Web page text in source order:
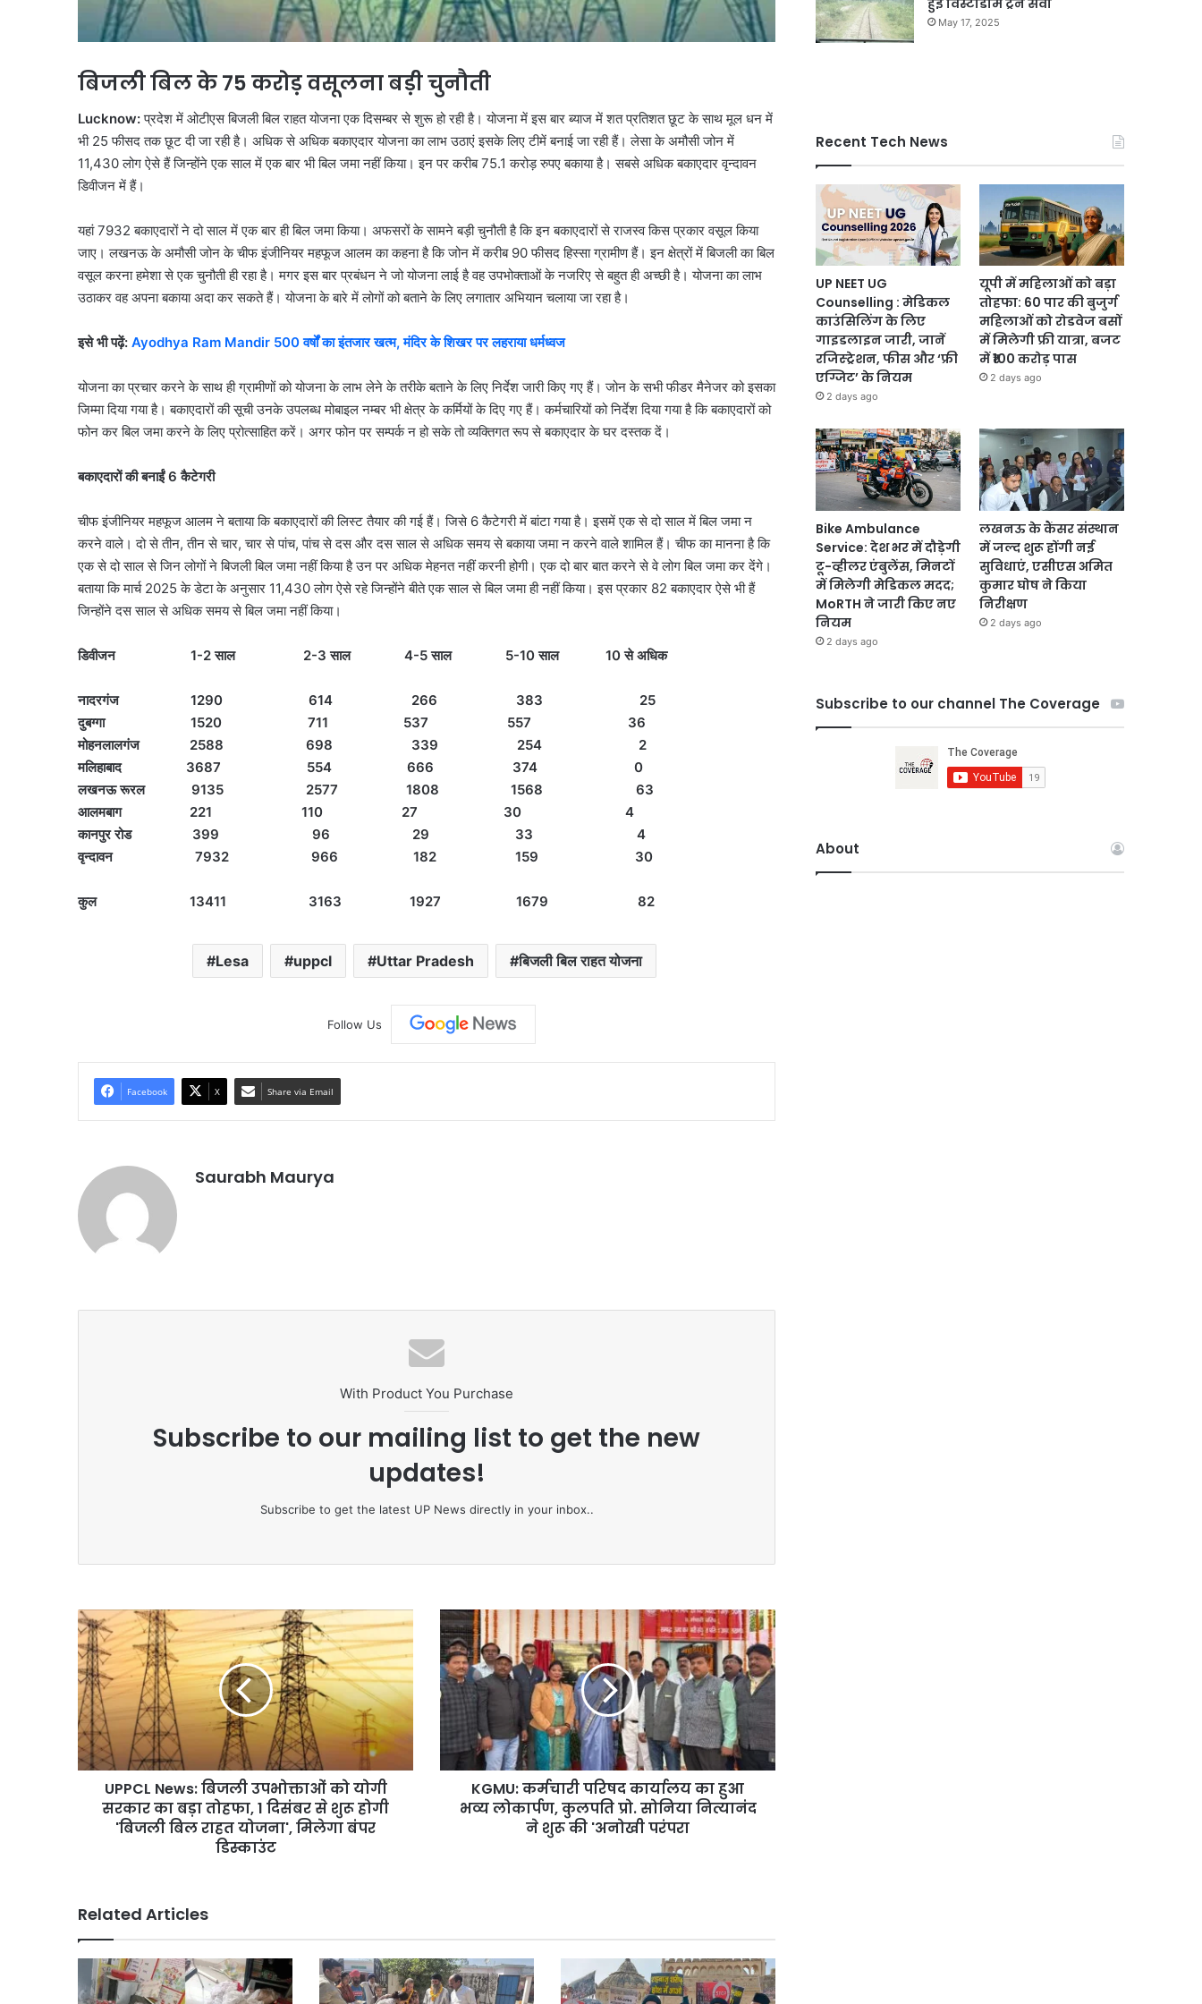
बिजली बिल के 75 करोड़ वसूलना बड़ी चुनौती
Lucknow:प्रदेश में ओटीएस बिजली बिल राहत योजना एक दिसम्बर से शुरू हो रही है। योजना में इस बार ब्याज में शत प्रतिशत छूट के साथ मूल धन में
भी 25 फीसद तक छूट दी जा रही है। अधिक से अधिक बकाएदार योजना का लाभ उठाएं इसके लिए टीमें बनाई जा रही हैं। लेसा के अमौसी जोन में
11,430 लोग ऐसे हैं जिन्होंने एक साल में एक बार भी बिल जमा नहीं किया। इन पर करीब 75.1 करोड़ रुपए बकाया है। सबसे अधिक बकाएदार वृन्दावन
डिवीजन में हैं।
यहां 7932 बकाएदारों ने दो साल में एक बार ही बिल जमा किया। अफसरों के सामने बड़ी चुनौती है कि इन बकाएदारों से राजस्व किस प्रकार वसूल किया
जाए। लखनऊ के अमौसी जोन के चीफ इंजीनियर महफूज आलम का कहना है कि जोन में करीब 90 फीसद हिस्सा ग्रामीण हैं। इन क्षेत्रों में बिजली का बिल
वसूल करना हमेशा से एक चुनौती ही रहा है। मगर इस बार प्रबंधन ने जो योजना लाई है वह उपभोक्ताओं के नजरिए से बहुत ही अच्छी है। योजना का लाभ
उठाकर वह अपना बकाया अदा कर सकते हैं। योजना के बारे में लोगों को बताने के लिए लगातार अभियान चलाया जा रहा है।
इसे भी पढ़ें: Ayodhya Ram Mandir 500 वर्षों का इंतजार खत्म, मंदिर के शिखर पर लहराया धर्मध्वज
योजना का प्रचार करने के साथ ही ग्रामीणों को योजना के लाभ लेने के तरीके बताने के लिए निर्देश जारी किए गए हैं। जोन के सभी फीडर मैनेजर को इसका
जिम्मा दिया गया है। बकाएदारों की सूची उनके उपलब्ध मोबाइल नम्बर भी क्षेत्र के कर्मियों के दिए गए हैं। कर्मचारियों को निर्देश दिया गया है कि बकाएदारों को
फोन कर बिल जमा करने के लिए प्रोत्साहित करें। अगर फोन पर सम्पर्क न हो सके तो व्यक्तिगत रूप से बकाएदार के घर दस्तक दें।
बकाएदारों की बनाईं 6 कैटेगरी
चीफ इंजीनियर महफूज आलम ने बताया कि बकाएदारों की लिस्ट तैयार की गई हैं। जिसे 6 कैटेगरी में बांटा गया है। इसमें एक से दो साल में बिल जमा न
करने वाले। दो से तीन, तीन से चार, चार से पांच, पांच से दस और दस साल से अधिक समय से बकाया जमा न करने वाले शामिल हैं। चीफ का मानना है कि
एक से दो साल से जिन लोगों ने बिजली बिल जमा नहीं किया है उन पर अधिक मेहनत नहीं करनी होगी। एक दो बार बात करने से वे लोग बिल जमा कर देंगे।
बताया कि मार्च 2025 के डेटा के अनुसार 11,430 लोग ऐसे रहे जिन्होंने बीते एक साल से बिल जमा ही नहीं किया। इस प्रकार 82 बकाएदार ऐसे भी हैं
जिन्होंने दस साल से अधिक समय से बिल जमा नहीं किया।
डिवीजन 1-2 साल 2-3 साल 4-5 साल 5-10 साल 10 से अधिक
नादरगंज 1290 614 266 383 25
दुबग्गा 1520 711 537 557 36
मोहनलालगंज 2588 698 339 254 2
मलिहाबाद 3687 554 666 374 0
लखनऊ रूरल 9135 2577 1808 1568 63
आलमबाग 221 110 27 30 4
कानपुर रोड 399 96 29 33 4
वृन्दावन 7932 966 182 159 30
कुल 13411 3163 1927 1679 82
Lesa uppcl Uttar Pradesh बिजली बिल राहत योजना
Follow Us
Facebook X Share via Email
Saurabh Maurya
With Product You Purchase
Subscribe to our mailing list to get the new
updates!
Subscribe to get the latest UP News directly in your inbox..
U
P
P
C
L
N
e
w
s
क्ता
ओं
को
गी
UPPCL News: बिजली उपभोक्ताओं को योगी
सरकार का बड़ा तोहफा, 1 दिसंबर से शुरू होगी
'बिजली बिल राहत योजना', मिलेगा बंपर
डिस्काउंट
K
G
M
U
:
क
चा
री
का
हु
आ
भ
KGMU: कर्मचारी परिषद कार्यालय का हुआ
भव्य लोकार्पण, कुलपति प्रो. सोनिया नित्यानंद
ने शुरू की 'अनोखी परंपरा
Related Articles
हुई विस्टाडोम ट्रेन सेवा
May 17, 2025
Recent Tech News
UP NEET UG
Counselling : मेडिकल
काउंसिलिंग के लिए
गाइडलाइन जारी, जानें
रजिस्ट्रेशन, फीस और ‘फ्री
एग्जिट’ के नियम
2 days ago
यूपी में महिलाओं को बड़ा
तोहफा: 60 पार की बुजुर्ग
महिलाओं को रोडवेज बसों
में मिलेगी फ्री यात्रा, बजट
में ₹100 करोड़ पास
2 days ago
Bike Ambulance
Service: देश भर में दौड़ेगी
टू-व्हीलर एंबुलेंस, मिनटों
में मिलेगी मेडिकल मदद;
MoRTH ने जारी किए नए
नियम
2 days ago
लखनऊ के कैंसर संस्थान
में जल्द शुरू होंगी नई
सुविधाएं, एसीएस अमित
कुमार घोष ने किया
निरीक्षण
2 days ago
Subscribe to our channel The Coverage
About